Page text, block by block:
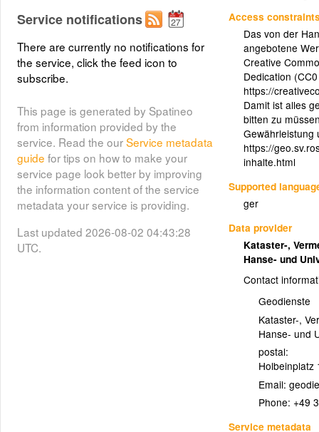
Access
Das von der
angebotene
Creative
Dedication
https://
Damit ist alles
bitten zu
Gewährleistung
https://
inhalte.html
Supported
ger
Data provider
Kataster-,
Hanse- und
Contact
Geodienste
Kataster-,
Hanse- und
postal:
Holbeinplatz
Email:
Phone: +49
Service metadata
und Bezeichnung.
Layer metadata (xml)
Service notifications
There are currently no notifications for
the service, click the feed icon to
subscribe.
This page is generated by Spatineo
from information provided by the
service. Read the ourService metadata
guide for tips on how to make your
service page look better by improving
the information content of the service
metadata your service is providing.
Last updated 2026-08-02 04:43:28
UTC.